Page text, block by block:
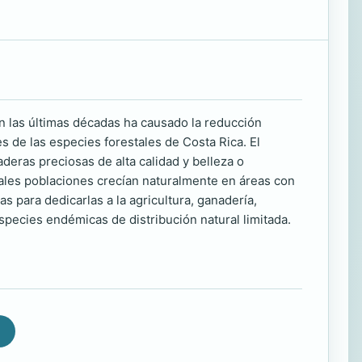
últimas décadas ha causado la reducción
de las especies forestales de Costa Rica. El
preciosas de alta calidad y belleza o
poblaciones crecían naturalmente en áreas con
para dedicarlas a la agricultura, ganadería,
endémicas de distribución natural limitada.